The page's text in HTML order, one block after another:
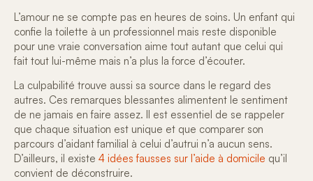
L’amour ne se compte pas en heures de soins. Un enfant qui
confie la toilette à un professionnel mais reste disponible
pour une vraie conversation aime tout autant que celui qui
fait tout lui-même mais n’a plus la force d’écouter.
La culpabilité trouve aussi sa source dans le regard des
autres. Ces remarques blessantes alimentent le sentiment
de ne jamais en faire assez. Il est essentiel de se rappeler
que chaque situation est unique et que comparer son
parcours d’aidant familial à celui d’autrui n’a aucun sens.
D’ailleurs, il existe 4 idées fausses sur l’aide à domicile qu’il
convient de déconstruire.